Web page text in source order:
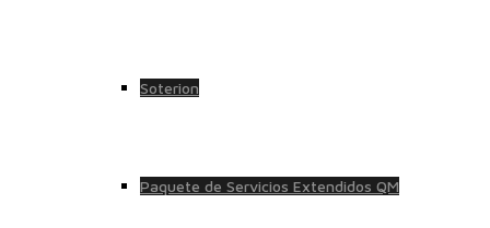
Soterion
Paquete de Servicios Extendidos QM